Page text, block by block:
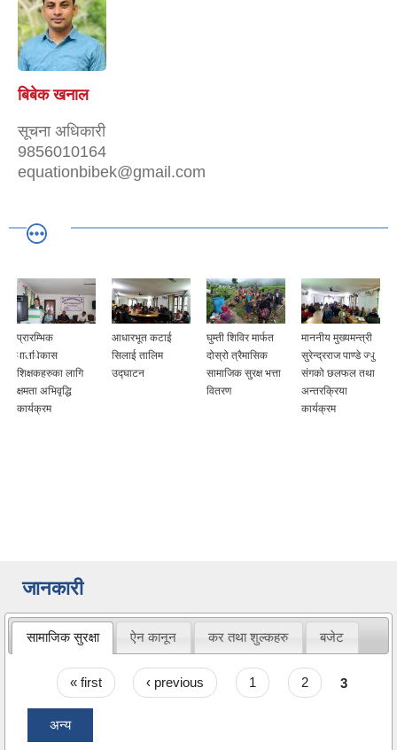
बिबेक खनाल
सूचना अधिकारी
9856010164
equationbibek@gmail.com
आधारभूत कटाई
सिलाई तालिम
उद्घाटन
घुम्ती शिविर मार्फत
दोस्रो त्रैमासिक
सामाजिक सुरक्ष भत्ता
माननीय मुख्यमन्त्री
सुरेन्द्रराज पाण्डे ज्यु
संगको छलफल तथा
अन्तरक्रिया
हार्दिक बधाई तथा
धन्यवाद ज्ञापन !!
जानकारी
सामाजिक सुरक्षा ऐन कानून कर तथा शुल्कहरु बजेट
Pages
« first ‹ previous 1 2 3
अन्य